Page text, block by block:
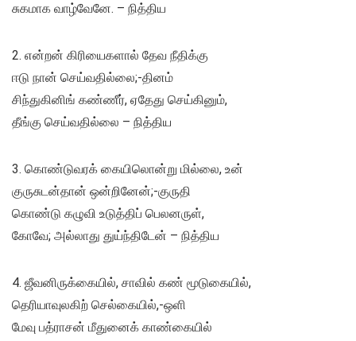
சுகமாக வாழ்வேனே. – நித்திய
2. என்றன் கிரியைகளால் தேவ நீதிக்கு
ஈடு நான் செய்வதில்லை;-தினம்
சிந்துகினிங் கண்ணீர், ஏதேது செய்கினும்,
தீங்கு செய்வதில்லை – நித்திய
3. கொண்டுவரக் கையிலொன்று மில்லை, உன்
குருசுடன்தான் ஒன்றினேன்;-குருதி
கொண்டு கழுவி உடுத்திப் பெலனருள்,
கோவே; அல்லாது துய்ந்திடேன் – நித்திய
4. ஜீவனிருக்கையில், சாவில் கண் மூடுகையில்,
தெரியாவுலகிற் செல்கையில்,-ஒளி
மேவு பத்ராசன் மீதுனைக் காண்கையில்